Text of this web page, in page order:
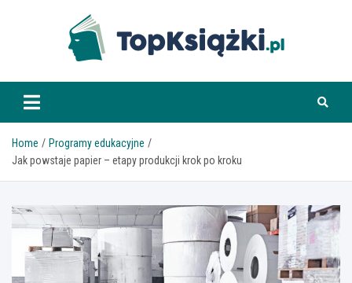
www.topksiazki.pl
Home
Programy edukacyjne
Jak powstaje papier – etapy produkcji krok po kroku